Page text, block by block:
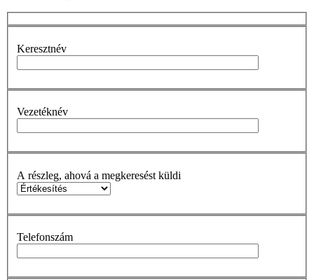
Keresztnév
Vezetéknév
A részleg, ahová a megkeresést küldi
Telefonszám